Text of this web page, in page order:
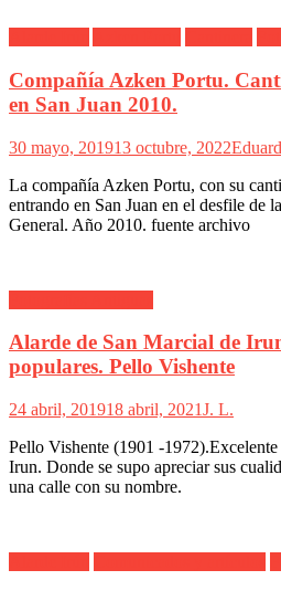
Compañía Azken Portu.
en San Juan 2010.
30 mayo, 201913 octubre, 2022
La compañía Azken Portu, con su
entrando en San Juan en el desfile de
General. Año 2010. fuente archivo
Alarde de San Marcial de
populares. Pello Vishente
24 abril, 201918 abril, 2021J. L.
Pello Vishente (1901 -
Irun. Donde se supo apreciar sus
una calle con su nombre.